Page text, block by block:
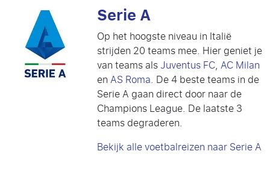
Serie A
Op het hoogste niveau in Italië
strijden 20 teams mee. Hier geniet je
van teams alsJuventus FC,AC Milan
enAS Roma. De 4 beste teams in de
Serie A gaan direct door naar de
Champions League. De laatste 3
teams degraderen.
Bekijk alle voetbalreizen naar Serie A